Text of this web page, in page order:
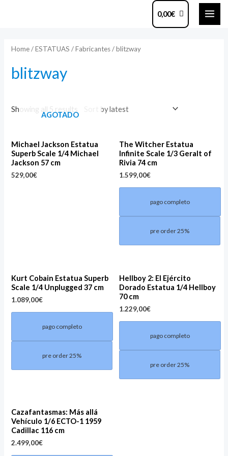
0,00€
Home/ESTATUAS /Fabricantes/ blitzway
blitzway
Showing all 5 results
AGOTADO
Michael Jackson Estatua
Superb Scale 1/4 Michael
Jackson 57 cm
529,00€
The Witcher Estatua
Infinite Scale 1/3 Geralt of
Rivia 74 cm
1.599,00€
pago completo
pre order 25%
Kurt Cobain Estatua Superb
Scale 1/4 Unplugged 37 cm
1.089,00€
pago completo
pre order 25%
Hellboy 2: El Ejército
Dorado Estatua 1/4 Hellboy
70 cm
1.229,00€
pago completo
pre order 25%
Cazafantasmas: Más allá
Vehículo 1/6 ECTO-1 1959
Cadillac 116 cm
2.499,00€